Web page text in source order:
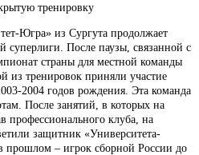
тренировку
Югра» из Сургута продолжает
суперлиги. После паузы, связанной с
страны для местной команды
из тренировок приняли участие
2004 годов рождения. Эта команда
После занятий, в которых на
профессионального клуба, на
защитник «Университета-
прошлом – игрок сборной России до